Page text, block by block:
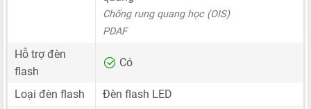
Chống rung quang học (OIS)
PDAF
Hỗ trợ đèn
flash
Có
Loại đèn flash Đèn flash LED